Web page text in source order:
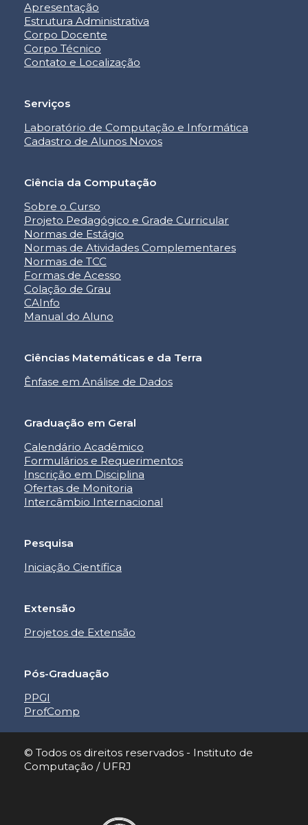
Apresentação
Estrutura Administrativa
Corpo Docente
Corpo Técnico
Contato e Localização
Serviços
Laboratório de Computação e Informática
Cadastro de Alunos Novos
Ciência da Computação
Sobre o Curso
Projeto Pedagógico e Grade Curricular
Normas de Estágio
Normas de Atividades Complementares
Normas de TCC
Formas de Acesso
Colação de Grau
CAInfo
Manual do Aluno
Ciências Matemáticas e da Terra
Ênfase em Análise de Dados
Graduação em Geral
Calendário Acadêmico
Formulários e Requerimentos
Inscrição em Disciplina
Ofertas de Monitoria
Intercâmbio Internacional
Pesquisa
Iniciação Científica
Extensão
Projetos de Extensão
Pós-Graduação
PPGI
ProfComp
© Todos os direitos reservados - Instituto de
Computação / UFRJ